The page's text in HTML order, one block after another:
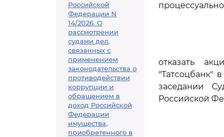
Российской
Федерации N
14/2026. О
рассмотрении
судами дел,
связанных с
применением
законодательства о
противодействии
коррупции и
обращением в
доход Российской
Федерации
имущества,
приобретенного в
отказать
"Татсоцбанк"
заседании
Российской